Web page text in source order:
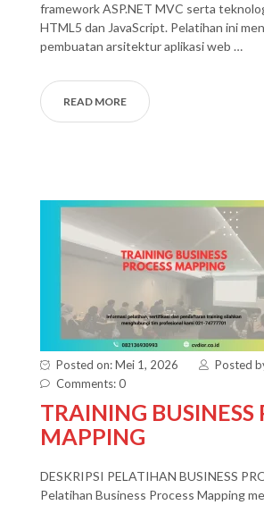
framework ASP.NET MVC serta
HTML5 dan JavaScript. Pelatihan ini
pembuatan arsitektur aplikasi web …
READ MORE
Posted on: Mei 1, 2026 Posted
Comments: 0
TRAINING BUSINESS
MAPPING
DESKRIPSI PELATIHAN BUSINESS
Pelatihan Business Process Mapping